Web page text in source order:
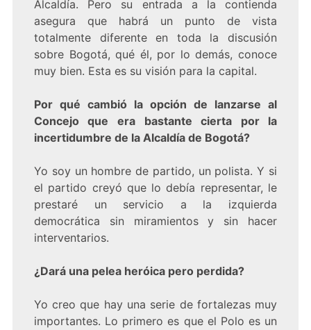
Alcaldía. Pero su entrada a la contienda
asegura que habrá un punto de vista
totalmente diferente en toda la discusión
sobre Bogotá, qué él, por lo demás, conoce
muy bien. Esta es su visión para la capital.
Por qué cambió la opción de lanzarse al
Concejo que era bastante cierta por la
incertidumbre de la Alcaldía de Bogotá?
Yo soy un hombre de partido, un polista. Y si
el partido creyó que lo debía representar, le
prestaré un servicio a la izquierda
democrática sin miramientos y sin hacer
interventarios.
¿Dará una pelea heróica pero perdida?
Yo creo que hay una serie de fortalezas muy
importantes. Lo primero es que el Polo es un